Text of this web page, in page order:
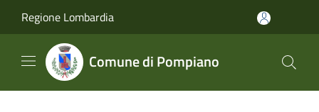
Regione Lombardia
Comune di Pompiano